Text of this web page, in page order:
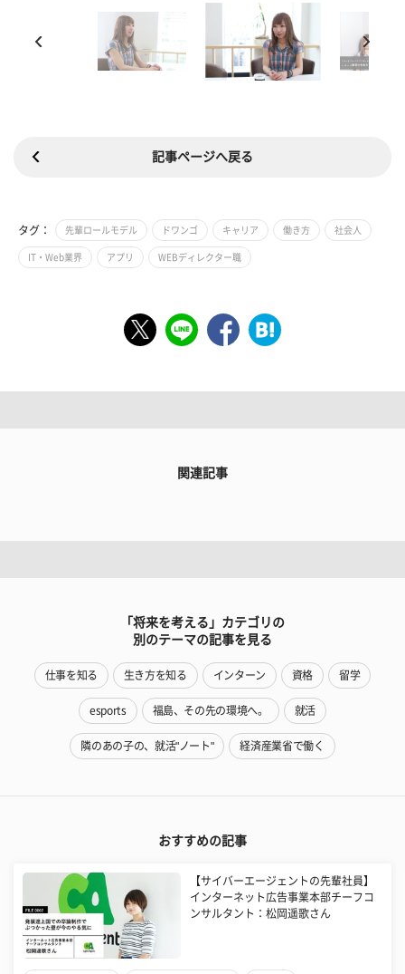
記事ページへ戻る
タグ： 先輩ロールモデル ドワンゴ キャリア 働き方 社会人
IT・Web業界 アプリ WEBディレクター職
関連記事
「将来を考える」カテゴリの
別のテーマの記事を見る
仕事を知る 生き方を知る インターン 資格 留学
esports 福島、その先の環境へ。 就活
隣のあの子の、就活"ノート" 経済産業省で働く
おすすめの記事
【サイバーエージェントの先輩社員】
インターネット広告事業本部チーフコ
ンサルタント：松岡遥歌さん